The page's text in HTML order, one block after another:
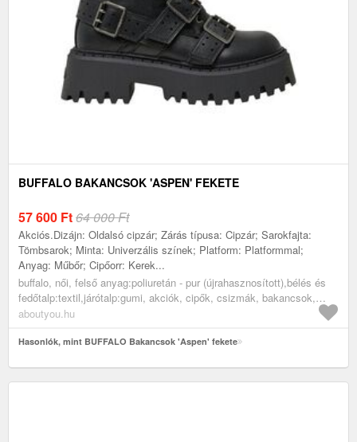
BUFFALO BAKANCSOK 'ASPEN' FEKETE
57 600 Ft64 000 Ft
Akciós.Dizájn: Oldalsó cipzár; Zárás típusa: Cipzár; Sarokfajta:
Tömbsarok; Minta: Univerzális színek; Platform: Platformmal;
Anyag: Műbőr; Cipőorr: Kerek...
buffalo, női, felső anyag:poliuretán - pur (újrahasznosított),bélés és
fedőtalp:textil,járótalp:gumi, akciók, cipők, csizmák, bakancsok,
fekete
aboutyou.hu
Hasonlók, mint BUFFALO Bakancsok 'Aspen' fekete